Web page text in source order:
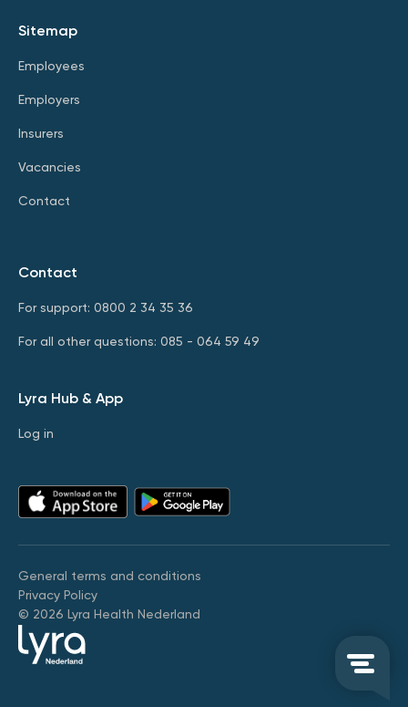
Sitemap
Employees
Employers
Insurers
Vacancies
Contact
Contact
For support: 0800 2 34 35 36
For all other questions: 085 - 064 59 49
Lyra Hub & App
Log in
General terms and conditions
Privacy Policy
© 2026 Lyra Health Nederland